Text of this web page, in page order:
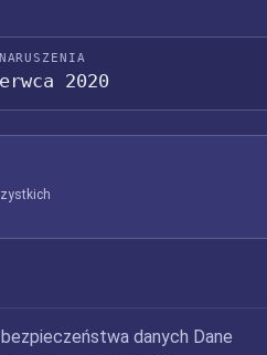
2020
danych Dane